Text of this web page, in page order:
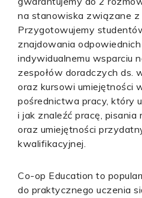
na stanowiska związane z
Przygotowujemy
znajdowania
indywidualnemu wsparciu
zespołów doradczych ds.
oraz kursowi umiejętności
pośrednictwa pracy, który
i jak znaleźć pracę, pisania
oraz umiejętności
kwalifikacyjnej.
Co-op Education to
do praktycznego uczenia